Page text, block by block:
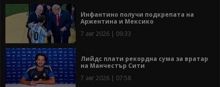
Инфантино получи подкрепата на
Аржентина и Мексико
7 авг 2026 | 09:33
Лийдс плати рекордна сума за вратар
на Манчестър Сити
7 авг 2026 | 07:58